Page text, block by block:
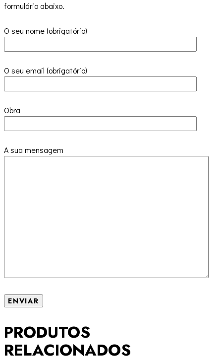
formulário abaixo.
O seu nome (obrigatório)
O seu email (obrigatório)
Obra
A sua mensagem
PRODUTOS
RELACIONADOS